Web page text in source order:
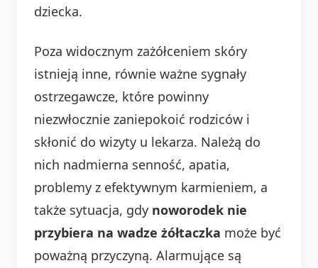
dziecka.
Poza widocznym zażółceniem skóry
istnieją inne, równie ważne sygnały
ostrzegawcze, które powinny
niezwłocznie zaniepokoić rodziców i
skłonić do wizyty u lekarza. Należą do
nich nadmierna senność, apatia,
problemy z efektywnym karmieniem, a
także sytuacja, gdy noworodek nie
przybiera na wadze żółtaczka może być
poważną przyczyną. Alarmujące są